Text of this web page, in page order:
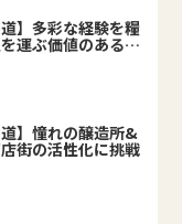
道】多彩な経験を糧
運ぶ価値のある料
道】憧れの醸造所&
街の活性化に挑戦